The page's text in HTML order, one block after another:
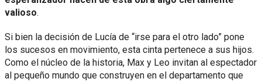
valioso.
Si bien la decisión de Lucía de “irse para el otro lado” pone
los sucesos en movimiento, esta cinta pertenece a sus hijos.
Como el núcleo de la historia, Max y Leo invitan al espectador
al pequeño mundo que construyen en el departamento que